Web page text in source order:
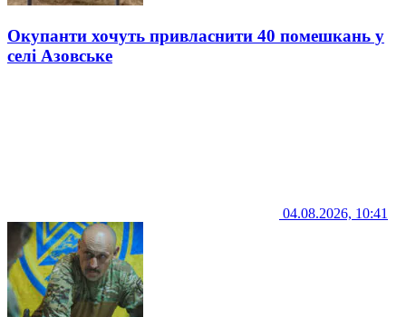
Окупанти хочуть привласнити 40 помешкань у
селі Азовське
04.08.2026, 10:41